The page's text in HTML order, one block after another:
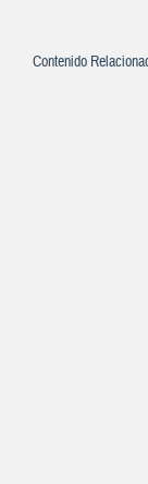
Contenido